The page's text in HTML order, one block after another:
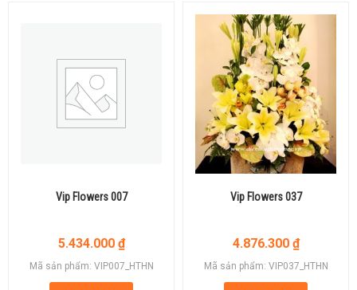
Vip Flowers 007
5.434.000 ₫
Mã sản phẩm: VIP007_HTHN
Vip Flowers 037
4.876.300 ₫
Mã sản phẩm: VIP037_HTHN